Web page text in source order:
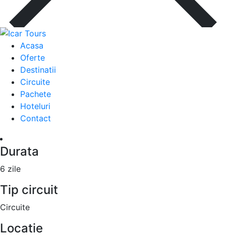
Acasa
Oferte
Destinatii
Circuite
Pachete
Hoteluri
Contact
Durata
6 zile
Tip circuit
Circuite
Locatie